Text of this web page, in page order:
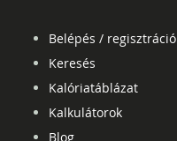
Belépés / regisztráció
Keresés
Kalóriatáblázat
Kalkulátorok
Blog